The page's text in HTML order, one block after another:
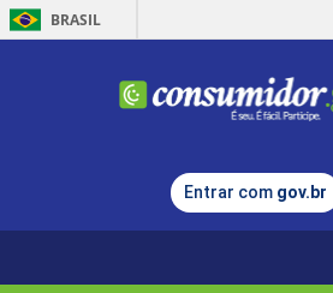
BRASIL
Entrar com gov.br